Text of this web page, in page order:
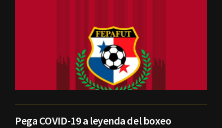
Pega COVID-19 a leyenda del boxeo